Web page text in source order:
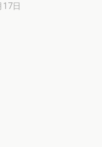
17日